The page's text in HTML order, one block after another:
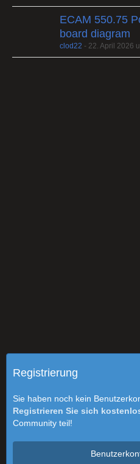
ECAM 550.75
board diagram
clod22 - 22. April 2026
Registrierung
Sie haben noch kein
Registrieren Sie sich
Community teil!